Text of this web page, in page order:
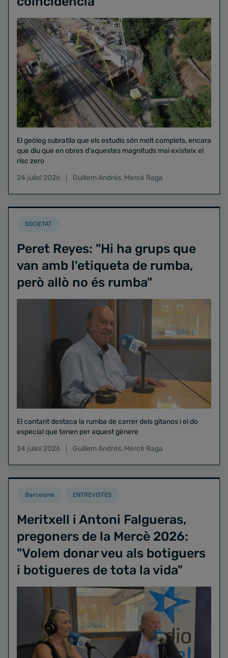
El geòleg subratlla que els estudis són molt complets, encara
que diu que en obres d'aquestes magnituds mai existeix el
risc zero
24 juliol 2026
Guillem Andrés, Mercè Raga
SOCIETAT
Peret Reyes: "Hi ha grups que
van amb l'etiqueta de rumba,
però allò no és rumba"
El cantant destaca la rumba de carrer dels gitanos i el do
especial que tenen per aquest gènere
24 juliol 2026
Guillem Andrés, Mercè Raga
Barcelona ENTREVISTES
Meritxell i Antoni Falgueras,
pregoners de la Mercè 2026:
"Volem donar veu als botiguers
i botigueres de tota la vida"